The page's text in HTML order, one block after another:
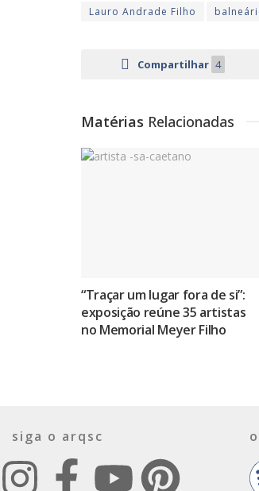
Lauro Andrade Filho
Compartilhar 4
Matérias Relacionadas
“Traçar um lugar fora de si”:
exposição reúne 35 artistas
no Memorial Meyer Filho
siga o arqsc